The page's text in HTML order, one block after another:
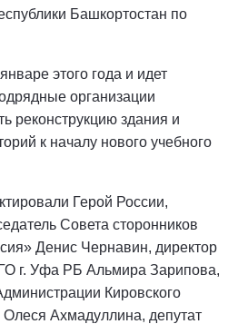
Башкортостан по
этого года и идет
организации
реконструкцию здания и
к началу нового учебного
Герой России,
Совета сторонников
Денис Чернавин, директор
г. Уфа РБ Альмира Зарипова,
Кировского
Ахмадуллина, депутат